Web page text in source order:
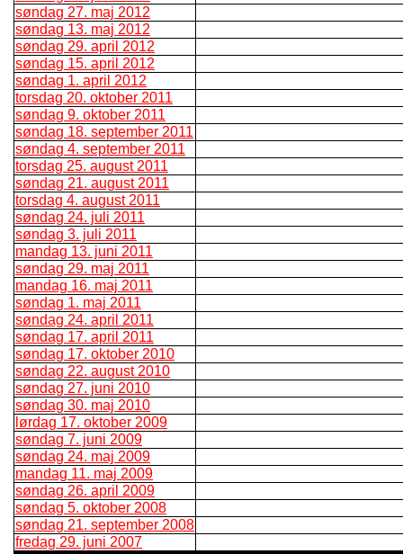
søndag 27. maj 2012
søndag 13. maj 2012
søndag 29. april 2012
søndag 15. april 2012
søndag 1. april 2012
torsdag 20. oktober 2011
søndag 9. oktober 2011
søndag 18. september 2011
søndag 4. september 2011
torsdag 25. august 2011
søndag 21. august 2011
torsdag 4. august 2011
søndag 24. juli 2011
søndag 3. juli 2011
mandag 13. juni 2011
søndag 29. maj 2011
mandag 16. maj 2011
søndag 1. maj 2011
søndag 24. april 2011
søndag 17. april 2011
søndag 17. oktober 2010
søndag 22. august 2010
søndag 27. juni 2010
søndag 30. maj 2010
lørdag 17. oktober 2009
søndag 7. juni 2009
søndag 24. maj 2009
mandag 11. maj 2009
søndag 26. april 2009
søndag 5. oktober 2008
søndag 21. september 2008
fredag 29. juni 2007